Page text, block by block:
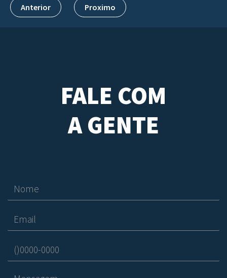
Anterior Proximo
FALE COM
A GENTE